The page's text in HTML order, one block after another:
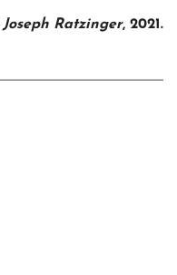
Ratzinger, 2021.